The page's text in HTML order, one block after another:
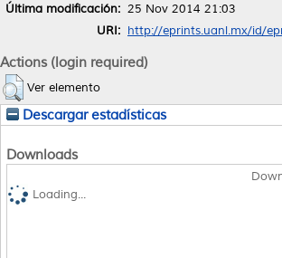
Última modificación: 25 Nov 2014 21:03
URI: http://eprints.uanl.mx/id/
Actions (login required)
Ver elemento
Descargar estadísticas
Downloads
Loading...